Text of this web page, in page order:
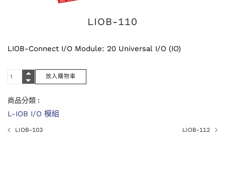
LIOB-110
LIOB-Connect I/O Module: 20 Universal I/O (IO)
商品分類 :
L-IOB I/O 模組
LIOB-103 LIOB-112